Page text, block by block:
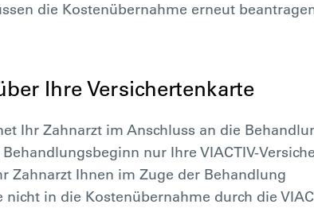
die Kostenübernahme erneut
Ihre Versichertenkarte
Ihr Zahnarzt im Anschluss an die
nur Ihre VIACTIV-
Zahnarzt Ihnen im Zuge der Behandlung
in die Kostenübernahme durch die